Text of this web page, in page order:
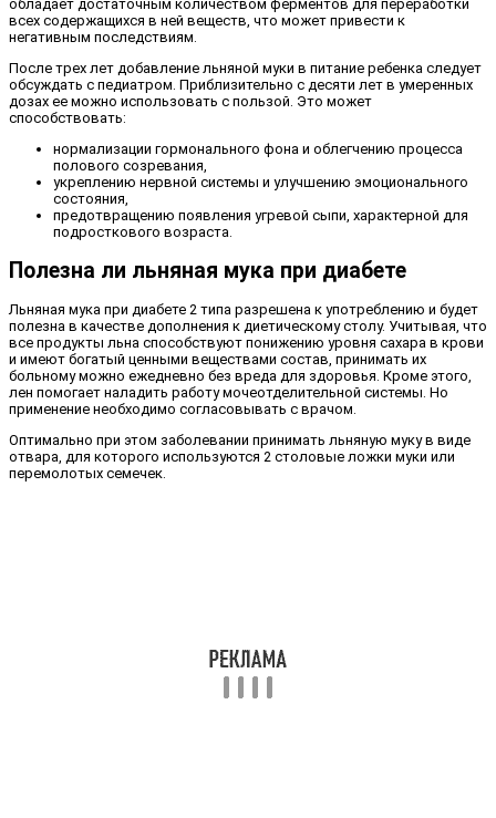
обладает достаточным количеством ферментов для переработки
всех содержащихся в ней веществ, что может привести к
негативным последствиям.
После трех лет добавление льняной муки в питание ребенка следует
обсуждать с педиатром. Приблизительно с десяти лет в умеренных
дозах ее можно использовать с пользой. Это может
способствовать:
нормализации гормонального фона и облегчению процесса
полового созревания,
укреплению нервной системы и улучшению эмоционального
состояния,
предотвращению появления угревой сыпи, характерной для
подросткового возраста.
Полезна ли льняная мука при диабете
Льняная мука при диабете 2 типа разрешена к употреблению и будет
полезна в качестве дополнения к диетическому столу. Учитывая, что
все продукты льна способствуют понижению уровня сахара в крови
и имеют богатый ценными веществами состав, принимать их
больному можно ежедневно без вреда для здоровья. Кроме этого,
лен помогает наладить работу мочеотделительной системы. Но
применение необходимо согласовывать с врачом.
Оптимально при этом заболевании принимать льняную муку в виде
отвара, для которого используются 2 столовые ложки муки или
перемолотых семечек.